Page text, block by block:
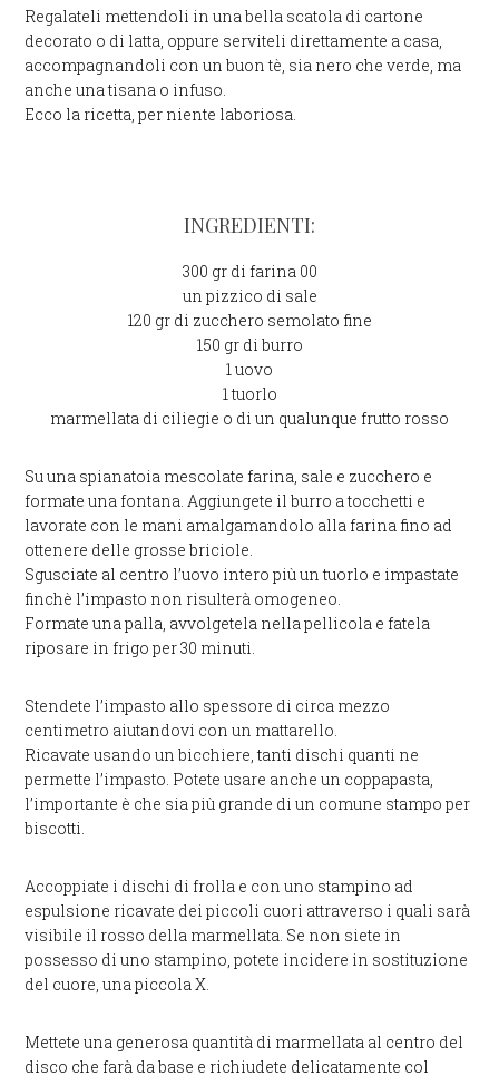
Regalateli mettendoli in una bella scatola di cartone
decorato o di latta, oppure serviteli direttamente a casa,
accompagnandoli con un buon tè, sia nero che verde, ma
anche una tisana o infuso.
Ecco la ricetta, per niente laboriosa.
INGREDIENTI:
300 gr di farina 00
un pizzico di sale
120 gr di zucchero semolato fine
150 gr di burro
1 uovo
1 tuorlo
marmellata di ciliegie o di un qualunque frutto rosso
Su una spianatoia mescolate farina, sale e zucchero e
formate una fontana. Aggiungete il burro a tocchetti e
lavorate con le mani amalgamandolo alla farina fino ad
ottenere delle grosse briciole.
Sgusciate al centro l’uovo intero più un tuorlo e impastate
finchè l’impasto non risulterà omogeneo.
Formate una palla, avvolgetela nella pellicola e fatela
riposare in frigo per 30 minuti.
Stendete l’impasto allo spessore di circa mezzo
centimetro aiutandovi con un mattarello.
Ricavate usando un bicchiere, tanti dischi quanti ne
permette l’impasto. Potete usare anche un coppapasta,
l’importante è che sia più grande di un comune stampo per
biscotti.
Accoppiate i dischi di frolla e con uno stampino ad
espulsione ricavate dei piccoli cuori attraverso i quali sarà
visibile il rosso della marmellata. Se non siete in
possesso di uno stampino, potete incidere in sostituzione
del cuore, una piccola X.
Mettete una generosa quantità di marmellata al centro del
disco che farà da base e richiudete delicatamente col